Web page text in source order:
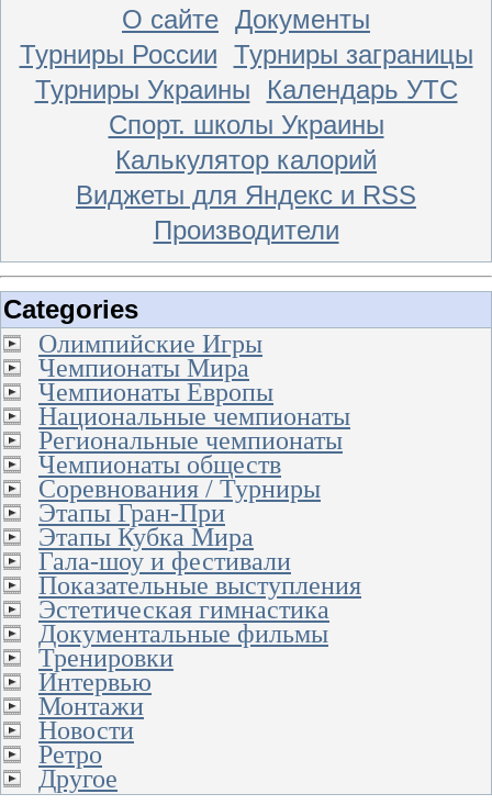
О сайте Документы
Турниры России Турниры заграницы
Турниры Украины
Календарь УТС
Спорт. школы Украины
Калькулятор калорий
Виджеты для Яндекс и RSS
Производители
Categories
Олимпийские Игры
Чемпионаты Мира
Чемпионаты Европы
Национальные чемпионаты
Региональные чемпионаты
Чемпионаты обществ
Соревнования / Турниры
Этапы Гран-При
Этапы Кубка Мира
Гала-шоу и фестивали
Показательные выступления
Эстетическая гимнастика
Документальные фильмы
Тренировки
Интервью
Монтажи
Новости
Ретро
Другое